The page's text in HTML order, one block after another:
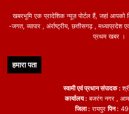
खबरभूमि एक प्रादेशिक न्यूज़ पोर्टल हैं, जहां
-जगत, व्यापार , अंर्राष्ट्रीय, छत्तीसगढ़ , मध्याप्रदेश
प्रथम खबर ।
हमारा पता
स्वामी एवं प्रधान संपादक :
कार्यालय : बजरंग नगर ,
जिला : रायपुरपिन :